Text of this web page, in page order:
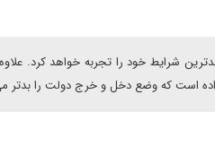
شرایط خود را تجربه خواهد کرد.